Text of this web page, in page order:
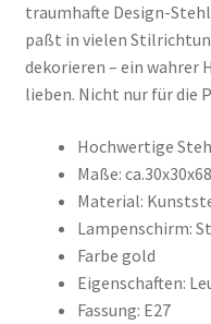
traumhafte Design-
paßt in vielen
dekorieren – ein wahrer
lieben. Nicht nur für die
Hochwertige
Maße: ca.
Material:
Lampenschirm:
Farbe gold
Eigenschaften:
Fassung: E27